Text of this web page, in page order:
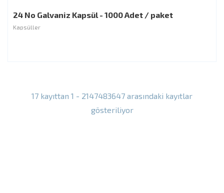
24 No Galvaniz Kapsül - 1000 Adet / paket
Kapsüller
17 kayıttan 1 - 2147483647 arasındaki kayıtlar
gösteriliyor